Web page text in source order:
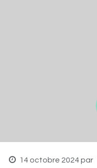
14 octobre 2024 par